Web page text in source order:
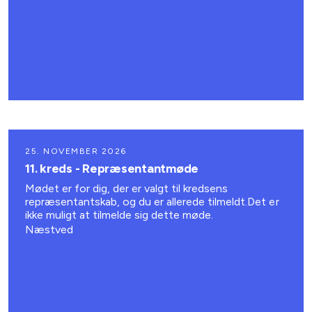
25. NOVEMBER 2026
11. kreds - Repræsentantmøde
Mødet er for dig, der er valgt til kredsens
repræsentantskab, og du er allerede tilmeldt.Det er
ikke muligt at tilmelde sig dette møde.
Næstved